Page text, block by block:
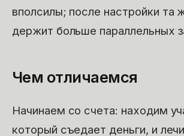
вполсилы; после настройки та
держит больше параллельных
Чем отличаемся
Начинаем со счета: находим
который съедает деньги, и